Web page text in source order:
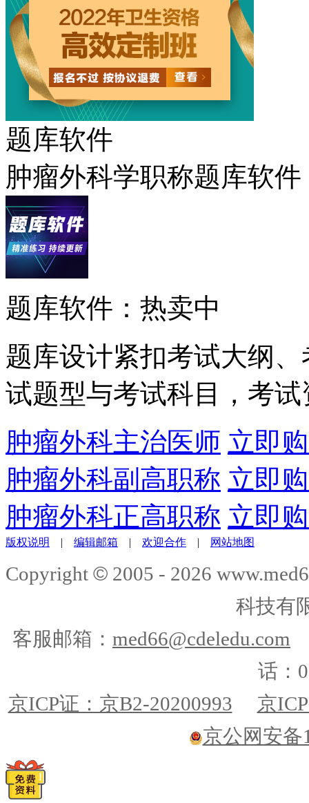
题库软件
肿瘤外科学职称题库软
题库软件：热卖中
题库设计紧扣考试大纲
试题型与考试科目，考
肿瘤外科主治医师 立即
肿瘤外科副高职称 立即
肿瘤外科正高职称 立即
版权说明 | 编辑邮箱 | 欢迎合作 | 网站地图
Copyright © 2005 - 2026
科技有
客服邮箱： med66@cdeledu.com
话：
京ICP证：京B2-20200993
京
京公网安备